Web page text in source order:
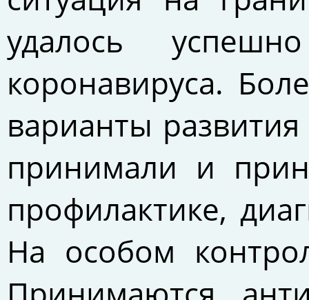
удалось
коронавируса.
варианты
принимали и
профилактике,
На особом